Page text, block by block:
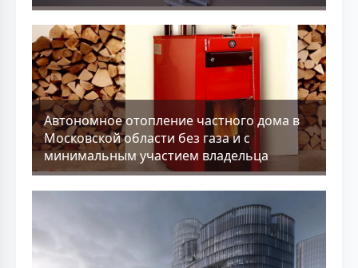
Aвтономное отопление частного дома в
Московской области без газа и с
минимальным участием владельца